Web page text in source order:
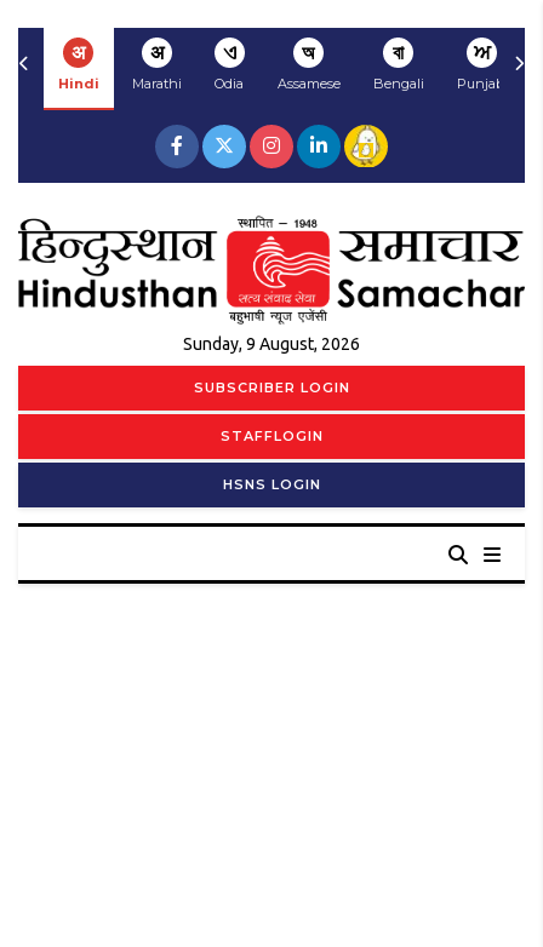
अ
Hindi
अ
Marathi
ଏ
Odia
অ
Assamese
বা
Bengali
ਅ
Punjabi
Sunday, 9 August, 2026
SUBSCRIBER LOGIN
STAFFLOGIN
HSNS LOGIN